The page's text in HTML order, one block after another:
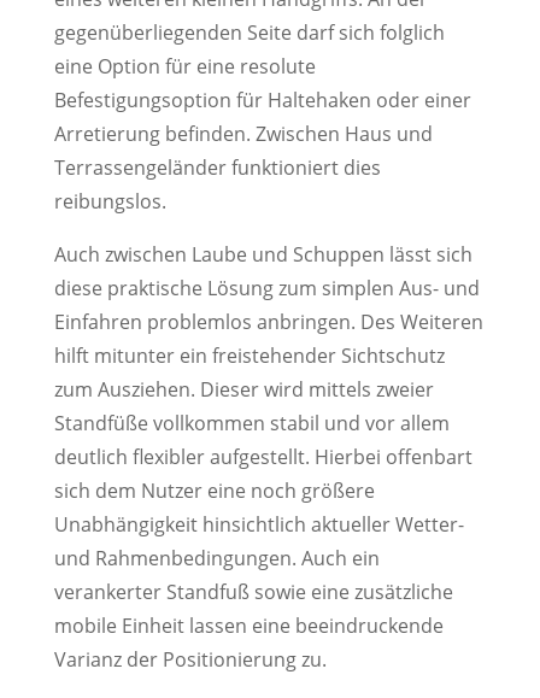
gegenüberliegenden Seite darf sich folglich
eine Option für eine resolute
Befestigungsoption für Haltehaken oder einer
Arretierung befinden. Zwischen Haus und
Terrassengeländer funktioniert dies
reibungslos.
Auch zwischen Laube und Schuppen lässt sich
diese praktische Lösung zum simplen Aus- und
Einfahren problemlos anbringen. Des Weiteren
hilft mitunter ein freistehender Sichtschutz
zum Ausziehen. Dieser wird mittels zweier
Standfüße vollkommen stabil und vor allem
deutlich flexibler aufgestellt. Hierbei offenbart
sich dem Nutzer eine noch größere
Unabhängigkeit hinsichtlich aktueller Wetter-
und Rahmenbedingungen. Auch ein
verankerter Standfuß sowie eine zusätzliche
mobile Einheit lassen eine beeindruckende
Varianz der Positionierung zu.